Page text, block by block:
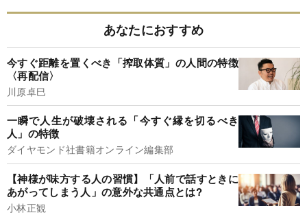
あなたにおすすめ
今すぐ距離を置くべき「搾取体質」の人間の特徴
〈再配信〉
川原卓巳
一瞬で人生が破壊される「今すぐ縁を切るべき
人」の特徴
ダイヤモンド社書籍オンライン編集部
【神様が味方する人の習慣】「人前で話すときに
あがってしまう人」の意外な共通点とは?
小林正観